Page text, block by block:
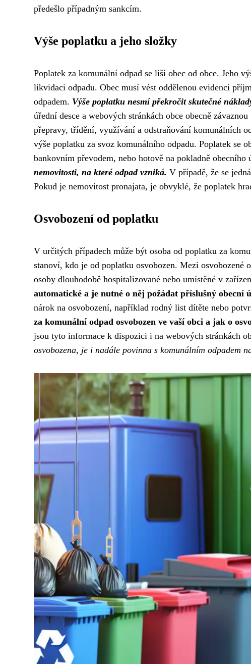
předešlo případným sankcím.
Výše poplatku a jeho složky
Poplatek za komunální odpad se liší obec od obce. Jeho
likvidaci odpadu. Obec musí vést oddělenou evidenci
odpadem. Výše poplatku nesmí překročit skutečné
úřední desce a webových stránkách obce obecně
přepravy, třídění, využívání a odstraňování komunálních
výše poplatku za svoz komunálního odpadu. Poplatek se
bankovním převodem, nebo hotově na pokladně obecního
nemovitosti, na které odpad vzniká. V případě, že se
Pokud je nemovitost pronajata, je obvyklé, že poplatek
Osvobození od poplatku
V určitých případech může být osoba od poplatku za
stanoví, kdo je od poplatku osvobozen. Mezi
osoby dlouhodobě hospitalizované nebo umístěné v
automatické a je nutné o něj požádat příslušný obecní
nárok na osvobození, například rodný list dítěte nebo
za komunální odpad osvobozen ve vaší obci a jak o
jsou tyto informace k dispozici i na webových stránkách
osvobozena, je i nadále povinna s komunálním odpadem